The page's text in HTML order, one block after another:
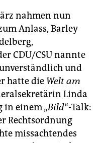
nahmen nun
Anlass, Barley
CDU/CSU nannte
und
hatte die Welt am
Linda
in einem „Bild“-Talk:
Rechtsordnung
missachtendes